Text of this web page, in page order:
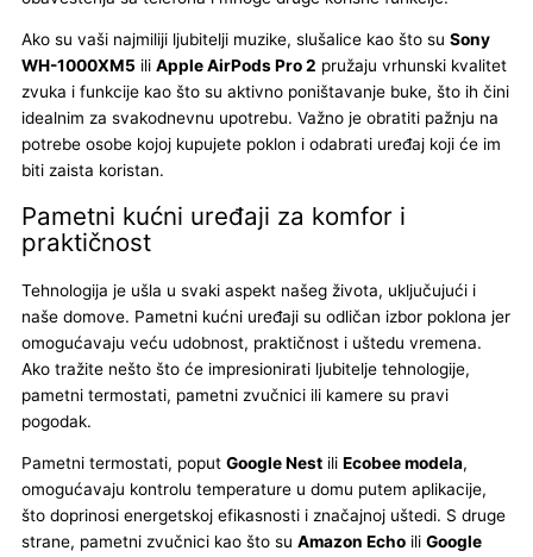
Ako su vaši najmiliji ljubitelji muzike, slušalice kao što su Sony
WH-1000XM5 ili Apple AirPods Pro 2 pružaju vrhunski kvalitet
zvuka i funkcije kao što su aktivno poništavanje buke, što ih čini
idealnim za svakodnevnu upotrebu. Važno je obratiti pažnju na
potrebe osobe kojoj kupujete poklon i odabrati uređaj koji će im
biti zaista koristan.
Pametni kućni uređaji za komfor i
praktičnost
Tehnologija je ušla u svaki aspekt našeg života, uključujući i
naše domove. Pametni kućni uređaji su odličan izbor poklona jer
omogućavaju veću udobnost, praktičnost i uštedu vremena.
Ako tražite nešto što će impresionirati ljubitelje tehnologije,
pametni termostati, pametni zvučnici ili kamere su pravi
pogodak.
Pametni termostati, poput Google Nest ili Ecobee modela,
omogućavaju kontrolu temperature u domu putem aplikacije,
što doprinosi energetskoj efikasnosti i značajnoj uštedi. S druge
strane, pametni zvučnici kao što su Amazon Echo ili Google